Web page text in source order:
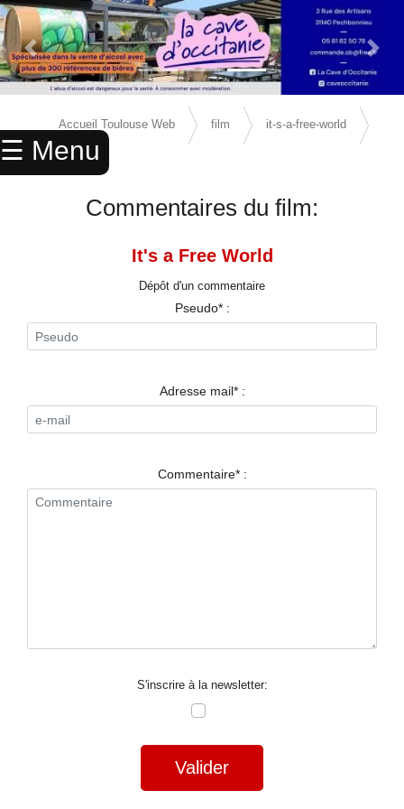
☰ Menu
× ACCUEIL
ANNUAIRE
SPORTS
RESTAURANTS
NUIT
Previous Slide Next
Accueil Toulouse Web film it-s-a-free-world
avis
Commentaires du film:
It's a Free World
Dépôt d'un commentaire
Pseudo* :
Adresse mail* :
Commentaire* :
S'inscrire à la newsletter:
Valider